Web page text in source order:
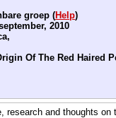
groep (Help)
2010
Of The Red Haired
and thoughts